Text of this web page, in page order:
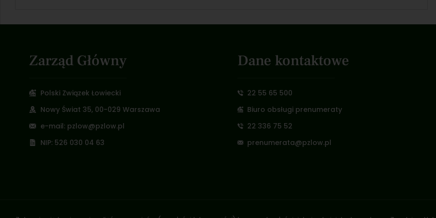
Zarząd Główny
Polski Związek Łowiecki
Nowy Świat 35, 00-029 Warszawa
e-mail: pzlow@pzlow.pl
NIP: 526 030 04 63
Dane kontaktowe
22 55 65 500
Biuro obsługi prenumeraty
22 336 75 52
prenumerata@pzlow.pl